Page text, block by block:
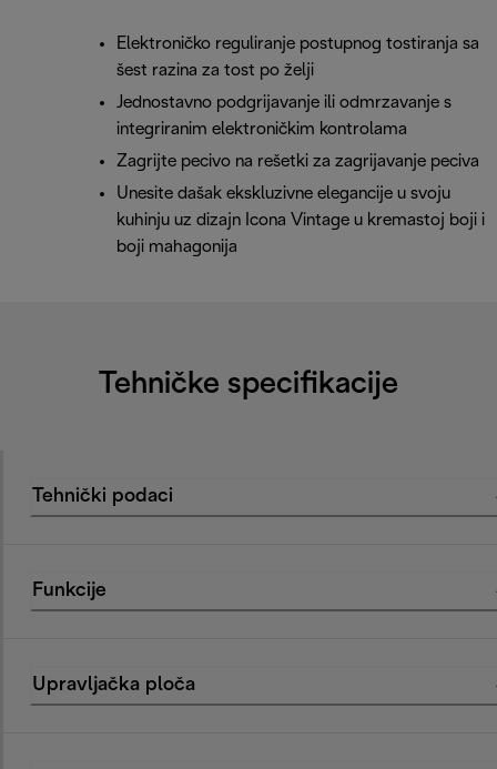
Elektroničko reguliranje postupnog tostiranja sa
šest razina za tost po želji
Jednostavno podgrijavanje ili odmrzavanje s
integriranim elektroničkim kontrolama
Zagrijte pecivo na rešetki za zagrijavanje peciva
Unesite dašak ekskluzivne elegancije u svoju
kuhinju uz dizajn Icona Vintage u kremastoj boji i
boji mahagonija
Tehničke specifikacije
Tehnički podaci
Funkcije
Upravljačka ploča